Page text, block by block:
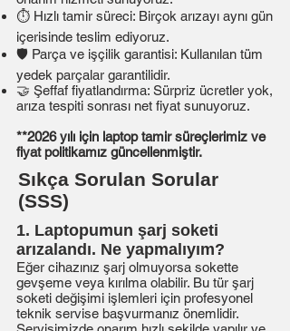
⏱️ Hızlı tamir süreci: Birçok arızayı aynı gün
içerisinde teslim ediyoruz.
🛡️ Parça ve işçilik garantisi: Kullanılan tüm
yedek parçalar garantilidir.
🤝 Şeffaf fiyatlandırma: Sürpriz ücretler yok,
arıza tespiti sonrası net fiyat sunuyoruz.
**2026yılı için laptop tamir süreçlerimiz ve
fiyat politikamız güncellenmiştir.
Sıkça Sorulan Sorular
(SSS)
1. Laptopumun şarj soketi
arızalandı. Ne yapmalıyım?
Eğer cihazınız şarj olmuyorsa sokette
gevşeme veya kırılma olabilir. Bu tür şarj
soketi değişimi işlemleri için profesyonel
teknik servise başvurmanız önemlidir.